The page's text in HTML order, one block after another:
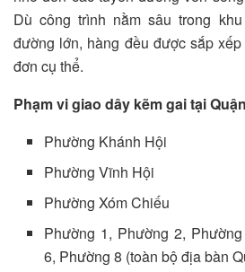
Dù công trình nằm sâu trong
đường lớn, hàng đều được sắp
đơn cụ thể.
Phạm vi giao dây kẽm gai tại
Phường Khánh Hội
Phường Vĩnh Hội
Phường Xóm Chiếu
Phường 1, Phường 2,
6, Phường 8 (toàn bộ địa bàn